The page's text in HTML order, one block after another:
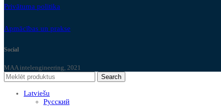
Privātuma politika
Apmācības un prakse
Social
MAA intelengineering, 2021
Search
Latviešu
Русский